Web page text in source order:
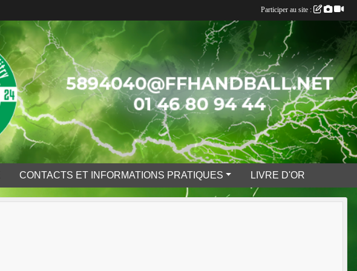
CONTACTS ET INFORMATIONS PRATIQUES LIVRE D'OR
Participer au site :